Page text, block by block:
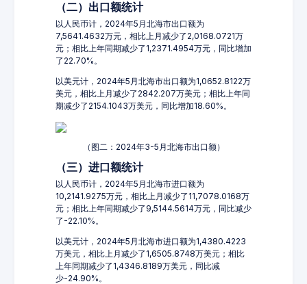
（二）出口额统计
以人民币计，2024年5月北海市出口额为
7,5641.4632万元，相比上月减少了2,0168.0721万
元；相比上年同期减少了1,2371.4954万元，同比增加
了22.70%。
以美元计，2024年5月北海市出口额为1,0652.8122万
美元，相比上月减少了2842.207万美元；相比上年同
期减少了2154.1043万美元，同比增加18.60%。
（图二：2024年3-5月北海市出口额）
（三）进口额统计
以人民币计，2024年5月北海市进口额为
10,2141.9275万元，相比上月减少了11,7078.0168万
元；相比上年同期减少了9,5144.5614万元，同比减少
了-22.10%。
以美元计，2024年5月北海市进口额为1,4380.4223
万美元，相比上月减少了1,6505.8748万美元；相比
上年同期减少了1,4346.8189万美元，同比减
少-24.90%。